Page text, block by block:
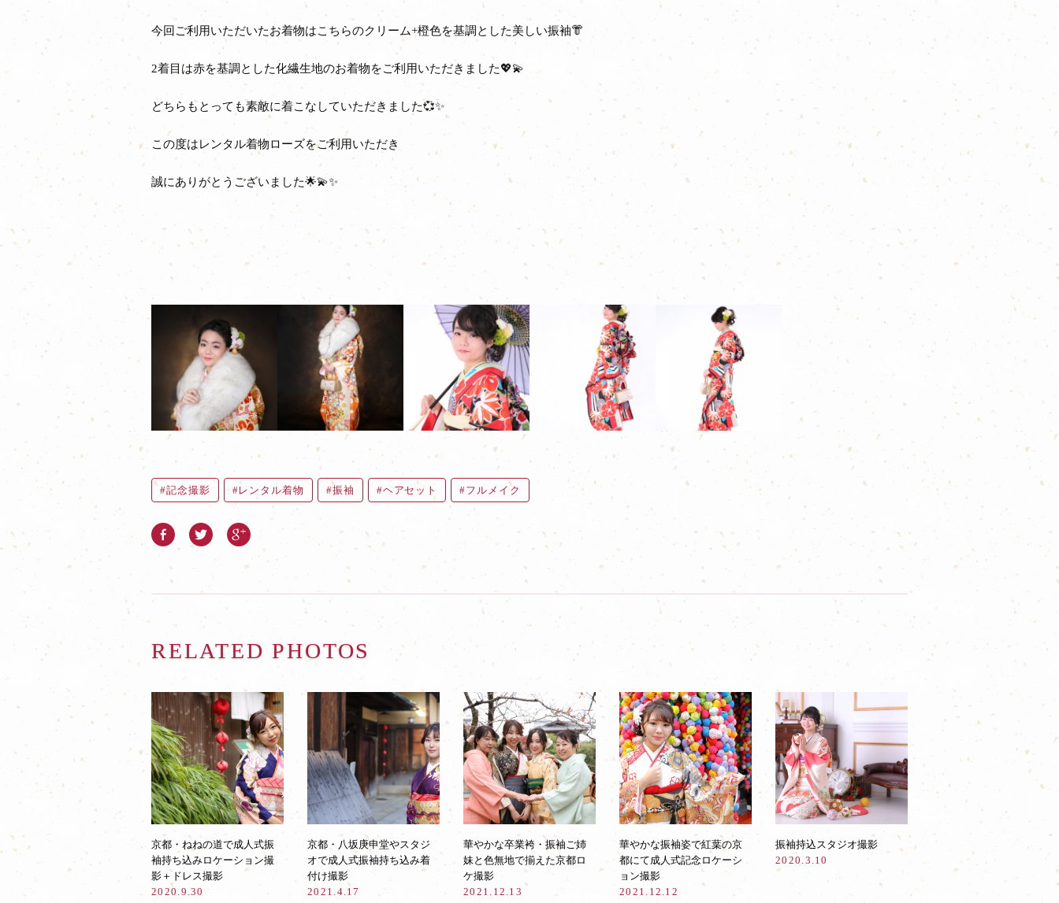
今回ご利用いただいたお着物はこちらのクリーム+橙色を基調とした美しい振袖👘
2着目は赤を基調とした化繊生地のお着物をご利用いただきました💖💫
どちらもとっても素敵に着こなしていただきました💞✨
この度はレンタル着物ローズをご利用いただき
誠にありがとうございました🌟💫✨
記念撮影 レンタル着物 振袖 ヘアセット フルメイク
RELATED PHOTOS
京都・ねねの道で成人式振
袖持ち込みロケーション撮
影＋ドレス撮影
2020.9.30
京都・八坂庚申堂やスタジ
オで成人式振袖持ち込み着
付け撮影
2021.4.17
華やかな卒業袴・振袖ご姉
妹と色無地で揃えた京都ロ
ケ撮影
2021.12.13
華やかな振袖姿で紅葉の京
都にて成人式記念ロケーシ
ョン撮影
2021.12.12
振袖持込スタジオ撮影
2020.3.10